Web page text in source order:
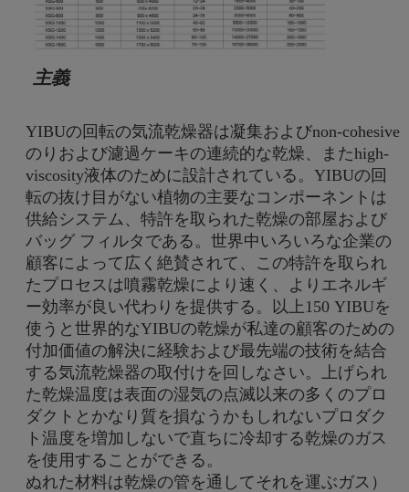
主義
YIBUの回転の気流乾燥器は凝集およびnon-cohesive
のりおよび濾過ケーキの連続的な乾燥、またhigh-
viscosity液体のために設計されている。YIBUの回
転の抜け目がない植物の主要なコンポーネントは
供給システム、特許を取られた乾燥の部屋および
バッグ フィルタである。世界中いろいろな企業の
顧客によって広く絶賛されて、この特許を取られ
たプロセスは噴霧乾燥により速く、よりエネルギ
ー効率が良い代わりを提供する。以上150 YIBUを
使うと世界的なYIBUの乾燥が私達の顧客のための
付加価値の解決に経験および最先端の技術を結合
する気流乾燥器の取付けを回しなさい。上げられ
た乾燥温度は表面の湿気の点滅以来の多くのプロ
ダクトとかなり質を損なうかもしれないプロダク
ト温度を増加しないで直ちに冷却する乾燥のガス
を使用することができる。
ぬれた材料は乾燥の管を通してそれを運ぶガス）